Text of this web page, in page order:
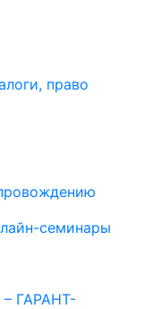
право
семинары
– ГАРАНТ-